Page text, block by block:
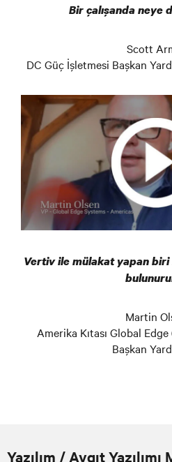
Bir çalışanda neye
Scott
DC Güç İşletmesi Başkan
Vertiv ile mülakat yapan
Martin
Amerika Kıtası Global
Başkan
Yazılım / Aygıt